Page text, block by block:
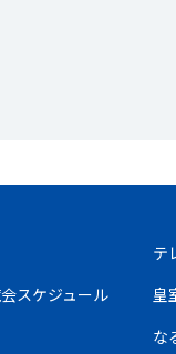
スケジュール
テ
皇
な